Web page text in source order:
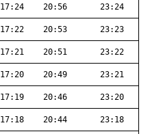
17:24 20:56 23:24
17:22 20:53 23:23
17:21 20:51 23:22
17:20 20:49 23:21
17:19 20:46 23:20
17:18 20:44 23:18